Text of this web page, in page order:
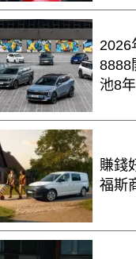
2026
8888
池8
賺錢
福斯